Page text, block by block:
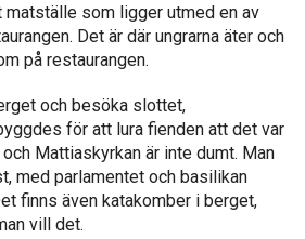
matställe som ligger utmed en av
Det är där ungrarna äter och
på restaurangen.
och besöka slottet,
för att lura fienden att det var
Mattiaskyrkan är inte dumt. Man
med parlamentet och basilikan
finns även katakomber i berget,
vill det.